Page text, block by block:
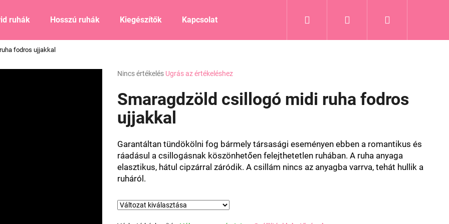
ruhák Hosszú ruhák Kiegészítők Kapcsolat Keresés Bejelentkezés
fodros ujjakkal
A
átlagos
értékelése
ből
csillag.
Nincs értékelés Ugrás az értékeléshez
Smaragdzöld csillogó midi ruha fodros
ujjakkal
Garantáltan tündökölni fog bármely társasági eseményen ebben a romantikus és
ráadásul a csillogásnak köszönhetően felejthetetlen ruhában. A ruha anyaga
elasztikus, hátul cipzárral záródik. A csillám nincs az anyagba varrva, tehát hullik a
ruháról.
Mit keres?
KERESÉS